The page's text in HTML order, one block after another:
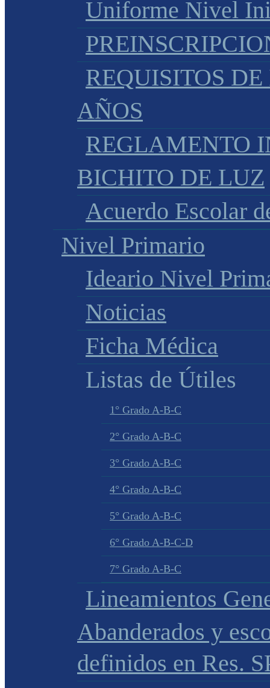
Uniforme Nivel
REQUISITOS
AÑOS
REGLAMENTO
BICHITO DE LUZ
Acuerdo Escolar
Nivel Primario
Ideario Nivel
Noticias
Ficha Médica
Listas de Útiles
1° Grado A-B-C
2° Grado A-B-C
3° Grado A-B-C
4° Grado A-B-C
5° Grado A-B-C
6° Grado A-B-C-D
7° Grado A-B-C
Lineamientos
Abanderados y
definidos en Res.